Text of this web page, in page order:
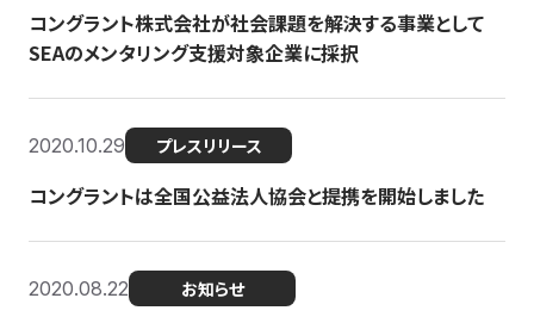
コングラント株式会社が社会課題を解決する事業として
SEAのメンタリング支援対象企業に採択
2020.10.29 プレスリリース
コングラントは全国公益法人協会と提携を開始しました
2020.08.22 お知らせ